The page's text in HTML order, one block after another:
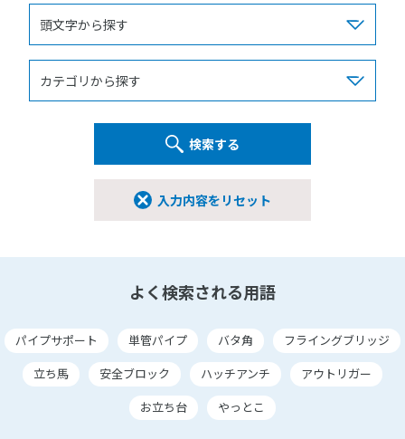
入力内容をリセット
検索する
よく検索される用語
パイプサポート 単管パイプ バタ角
フライングブリッジ
立ち馬
安全ブロック ハッチアンチ
アウトリガー
お立ち台
やっとこ